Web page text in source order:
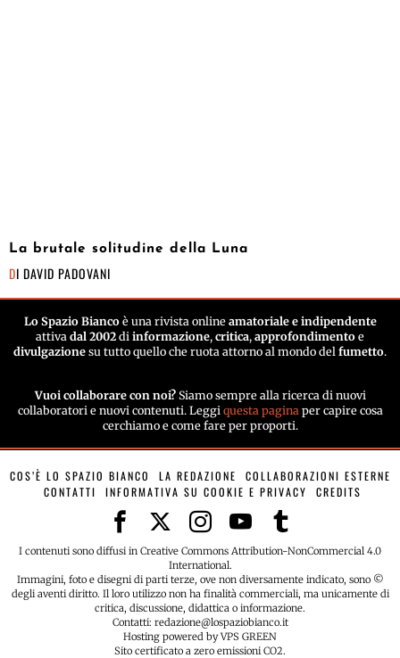
La brutale solitudine della Luna
DI DAVID PADOVANI
Lo Spazio Biancoè una rivista online amatoriale e indipendente
attiva dal 2002 di informazione, critica, approfondimento e
divulgazione su tutto quello che ruota attorno al mondo del fumetto.
Vuoi collaborare con noi? Siamo sempre alla ricerca di nuovi
collaboratori e nuovi contenuti. Leggi questa paginaper capire cosa
cerchiamo e come fare per proporti.
COS’È LO SPAZIO BIANCO LA REDAZIONE
COLLABORAZIONI ESTERNE
CONTATTI
INFORMATIVA SU COOKIE E PRIVACY CREDITS
I contenuti sono diffusi in Creative Commons Attribution-NonCommercial 4.0
International.
Immagini, foto e disegni di parti terze, ove non diversamente indicato, sono ©
degli aventi diritto. Il loro utilizzo non ha finalità commerciali, ma unicamente di
critica, discussione, didattica o informazione.
Contatti: redazione@lospaziobianco.it
Hosting powered by VPS GREEN
Sito certificato a zero emissioni CO2.